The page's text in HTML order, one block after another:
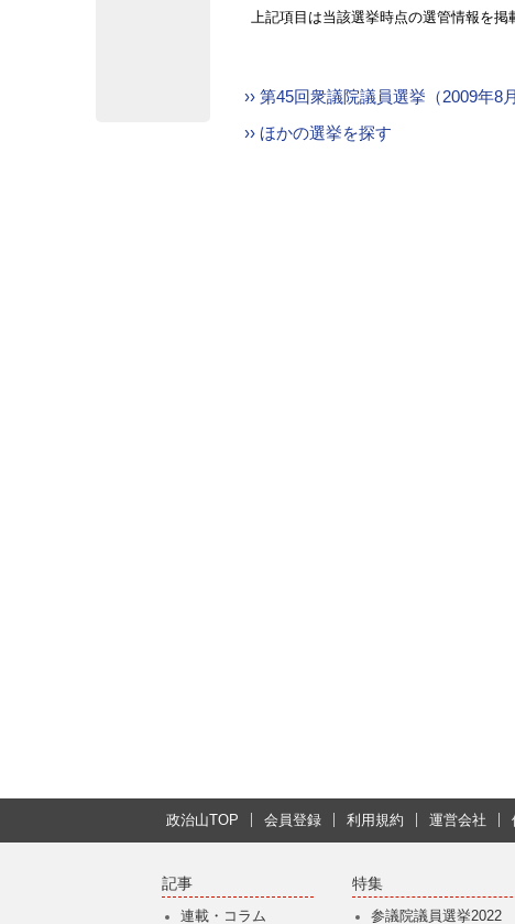
上記項目は当該選挙時点の選管情報を
›› 第45回衆議院議員選挙（2009年
›› ほかの選挙を探す
政治山TOP 会員登録 利用規約 運営会社
記事
連載・コラム
特集
参議院議員選挙2022